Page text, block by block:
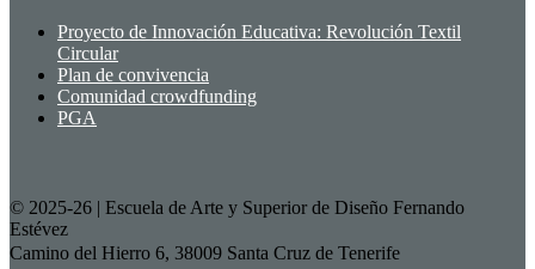
Proyecto de Innovación Educativa: Revolución Textil
Circular
Plan de convivencia
Comunidad crowdfunding
PGA
© 2025-26 | Escuela de Arte y Superior de Diseño Fernando
Estévez
Camino del Hierro 6, 38009 Santa Cruz de Tenerife